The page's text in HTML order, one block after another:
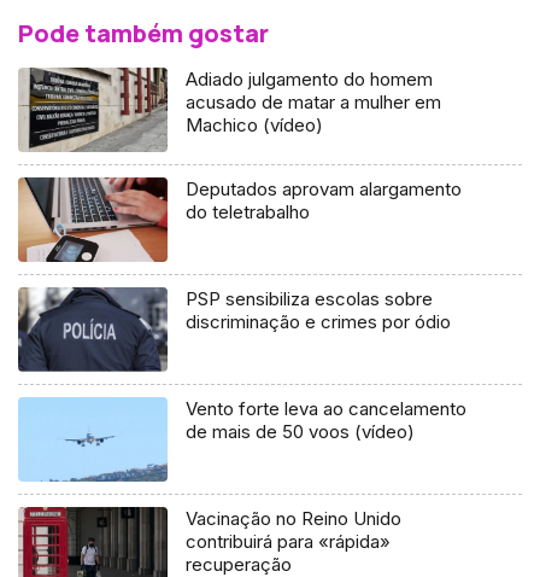
Pode também gostar
Adiado julgamento do homem
acusado de matar a mulher em
Machico (vídeo)
Deputados aprovam alargamento
do teletrabalho
PSP sensibiliza escolas sobre
discriminação e crimes por ódio
Vento forte leva ao cancelamento
de mais de 50 voos (vídeo)
Vacinação no Reino Unido
contribuirá para «rápida»
recuperação